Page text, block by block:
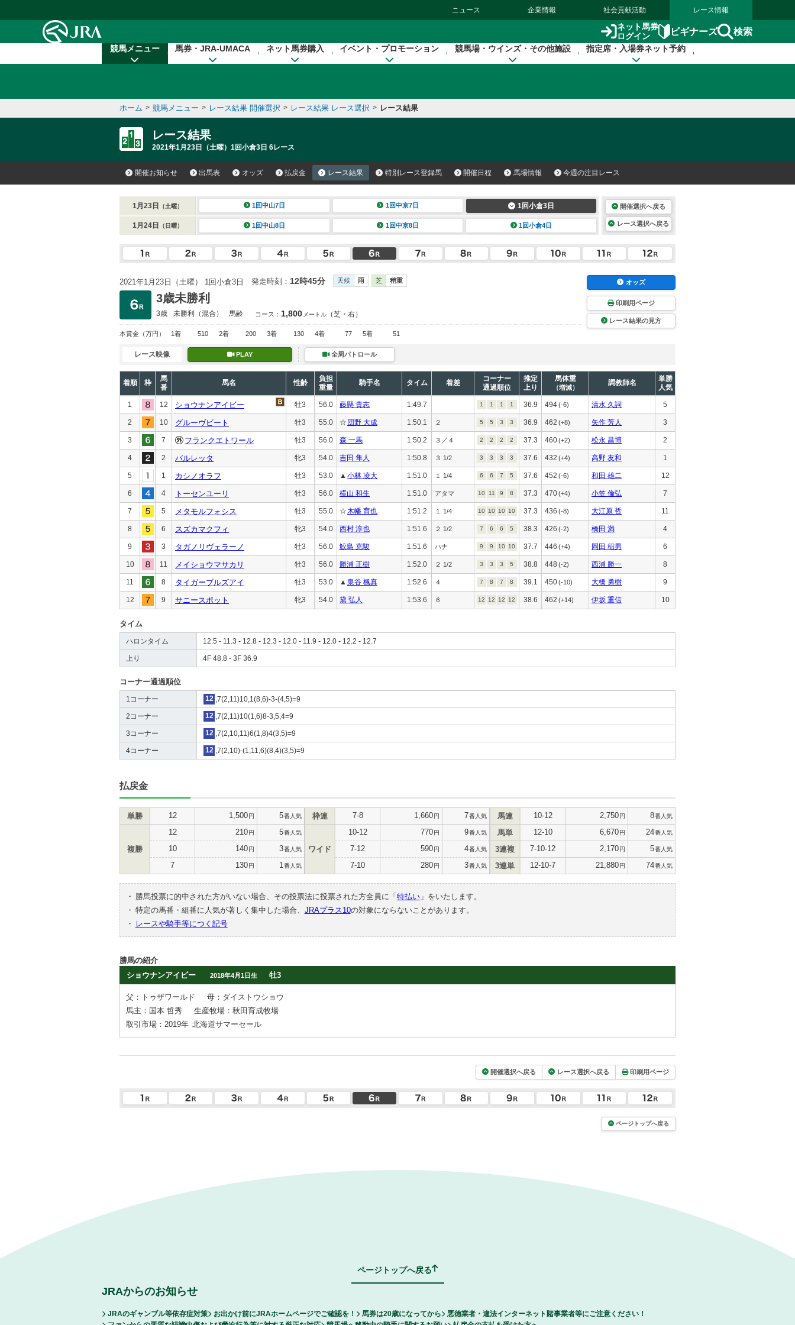
ニュース 企業情報 社会貢献活動 レース情報
ネット馬券
ログイン
ビギナーズ 検索
競馬メニュー 馬券・JRA-UMACA ネット馬券購入 イベント・プロモーション 競馬場・ウインズ・その他施設 指定席・入場券ネット予約
ホーム > 競馬メニュー > レース結果 開催選択 > レース結果 レース選択 > レース結果
レース結果
2021年1月23日（土曜）1回小倉3日 6レース
開催お知らせ 出馬表 オッズ 払戻金 レース結果 特別レース登録馬 開催日程 馬場情報 今週の注目レース
1月23日 （土曜） 1回中山7日 1回中京7日 1回小倉3日
1月24日 （日曜） 1回中山8日 1回中京8日 1回小倉4日
開催選択へ戻る
レース選択へ戻る
2021年1月23日（土曜） 1回小倉3日 発走時刻： 12時45分 天候 雨 芝 稍重
3歳未勝利
3歳 未勝利 （混合） 馬齢 コース： 1,800 メートル （芝・右）
本賞金 （万円） 1着 510 2着 200 3着 130 4着 77 5着 51
オッズ
印刷用ページ
レース結果の見方
レース映像 PLAY 全周パトロール
着順 枠
馬
番
馬名 性齢
負担
重量
騎手名 タイム 着差
コーナー
通過順位
推定
上り
馬体重
（増減）
調教師名
単勝
人気
1 12 ショウナンアイビー 牡3 56.0 藤懸 貴志 1:49.7 1 1 1 1 36.9 494(-6) 清水 久詞 5
2 10 グルーヴビート 牡3 55.0 ☆ 団野 大成 1:50.1 ２ 5 5 3 3 36.9 462 (+8) 矢作 芳人 3
3 7 フランクエトワール 牡3 56.0 森 一馬 1:50.2 ３／４ 2 2 2 2 37.3 460(+2) 松永 昌博 2
4 2 バルレッタ 牝3 54.0 吉田 隼人 1:50.8 ３ 1/2 3 3 3 3 37.6 432 (+4) 高野 友和 1
5 1 カシノオラフ 牡3 53.0 ▲ 小林 凌大 1:51.0 １ 1/4 6 6 7 5 37.6 452 (-6) 和田 雄二 12
6 4 トーセンユーリ 牡3 56.0 横山 和生 1:51.0 アタマ 10 11 9 8 37.3 470(+4) 小笠 倫弘 7
7 5 メタモルフォシス 牡3 55.0 ☆木幡 育也 1:51.2 １ 1/4 10 10 10 10 37.3 436 (-8) 大江原 哲 11
8 6 スズカマクフィ 牝3 54.0 西村 淳也 1:51.6 ２ 1/2 7 6 6 5 38.3 426 (-2) 橋田 満 4
9 3 タガノリヴェラーノ 牡3 56.0 鮫島 克駿 1:51.6 ハナ 9 9 10 10 37.7 446 (+4) 岡田 稲男 6
10 11 メイショウマサカリ 牡3 56.0 勝浦 正樹 1:52.0 ２ 1/2 3 3 3 5 38.8 448 (-2) 西浦 勝一 8
11 8 タイガーブルズアイ 牡3 53.0 ▲ 泉谷 楓真 1:52.6 ４ 7 8 7 8 39.1 450(-10) 大橋 勇樹 9
12 9 サニースポット 牝3 54.0 黛 弘人 1:53.6 ６ 12 12 12 12 38.6 462 (+14) 伊坂 重信 10
タイム
ハロンタイム 12.5 - 11.3 - 12.8 - 12.3 - 12.0 - 11.9 - 12.0 - 12.2 - 12.7
上り 4F 48.8 - 3F 36.9
コーナー通過順位
1コーナー 12 ,7(2,11)10,1(8,6)-3-(4,5)=9
2コーナー 12 ,7(2,11)10(1,6)8-3,5,4=9
3コーナー 12 ,7(2,10,11)6(1,8)4(3,5)=9
4コーナー 12 ,7(2,10)-(1,11,6)(8,4)(3,5)=9
払戻金
単勝 12 1,500円 5番人気
複勝
12 210円 5番人気
10 140円 3番人気
7 130円 1 番人気
枠連 7-8 1,660円 7番人気
ワイド
10-12 770円 9番人気
7-12 590円 4番人気
7-10 280円 3番人気
馬連 10-12 2,750円 8番人気
馬単 12-10 6,670円 24番人気
3連複 7-10-12 2,170円 5番人気
3連単 12-10-7 21,880円 74番人気
・ 勝馬投票に的中された方がいない場合、その投票法に投票された方全員に「 特払い」をいたします。
・ 特定の馬番・組番に人気が著しく集中した場合、 JRAプラス10の対象にならないことがあります。
・
レースや騎手等につく記号
勝馬の紹介
ショウナンアイビー
2018年4月1日生 牡3
父：トゥザワールド
母：ダイストウショウ
馬主：国本 哲秀
生産牧場：秋田育成牧場
取引市場：2019年 北海道サマーセール
開催選択へ戻る レース選択へ戻る 印刷用ページ
ページトップへ戻る
ページトップへ戻る
JRAからのお知らせ
JRAのギャンブル等依存症対策 お出かけ前にJRAホームページでご確認を！ 馬券は20歳になってから
悪徳業者・違法インターネット賭事業者等にご注意ください！